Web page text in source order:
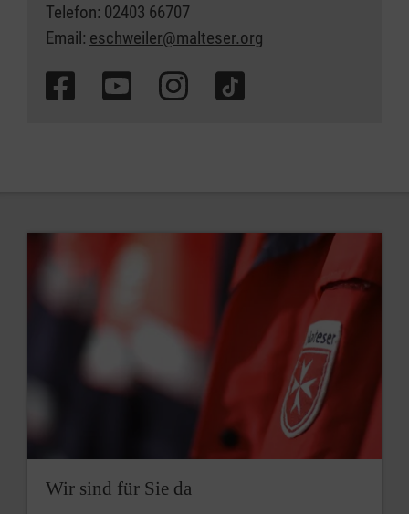
Telefon: 02403 66707
Email: eschweiler@malteser.org
Wir sind für Sie da